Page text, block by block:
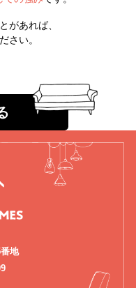
があれば、
さい。
地